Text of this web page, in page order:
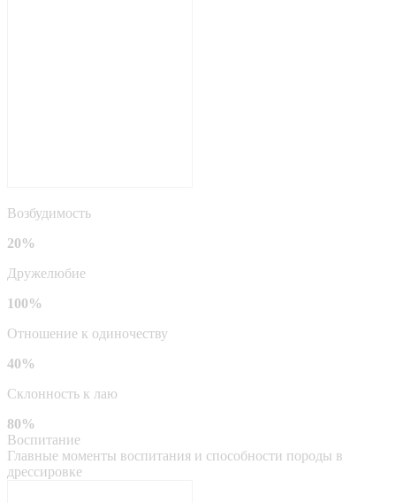
Возбудимость
20%
Дружелюбие
100%
Отношение к одиночеству
40%
Склонность к лаю
80%
Воспитание
Главные моменты воспитания и способности породы в
дрессировке